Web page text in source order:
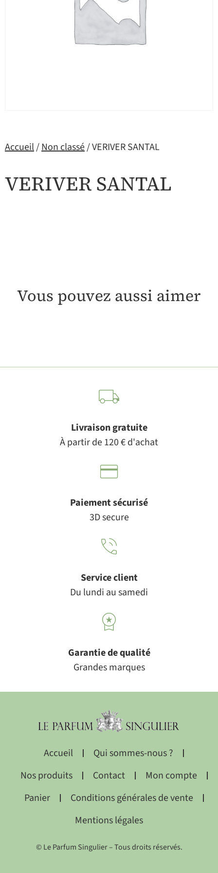
Accueil/Non classé/ VERIVER SANTAL
VERIVER SANTAL
Vous pouvez aussi aimer
Livraison gratuite
À partir de 120 € d'achat
Paiement sécurisé
3D secure
Service client
Du lundi au samedi
Garantie de qualité
Grandes marques
Accueil
Qui sommes-nous ?
Nos produits
Contact
Mon compte
Panier
Conditions générales de vente
Mentions légales
© Le Parfum Singulier – Tous droits réservés.